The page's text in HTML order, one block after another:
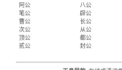
阿公 八公
笔公
辟公
曹公
长公
次公
从公
顶公
都公
贰公
封公